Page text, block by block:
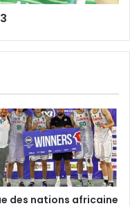
des nations africaine